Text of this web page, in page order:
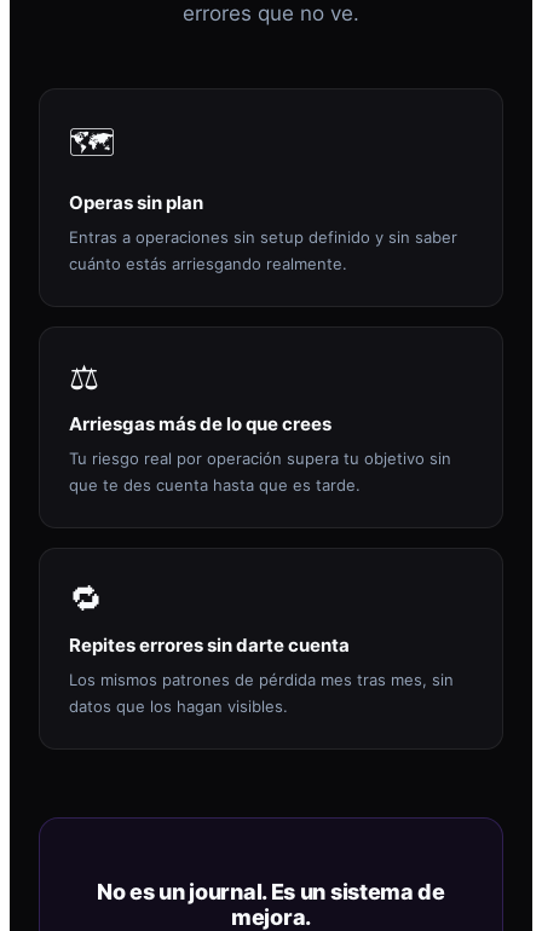
errores que no ve.
🗺️
Operas sin plan
Entras a operaciones sin setup definido y sin saber
cuánto estás arriesgando realmente.
⚖️
Arriesgas más de lo que crees
Tu riesgo real por operación supera tu objetivo sin
que te des cuenta hasta que es tarde.
🔁
Repites errores sin darte cuenta
Los mismos patrones de pérdida mes tras mes, sin
datos que los hagan visibles.
No es un journal. Es un sistema de
mejora.